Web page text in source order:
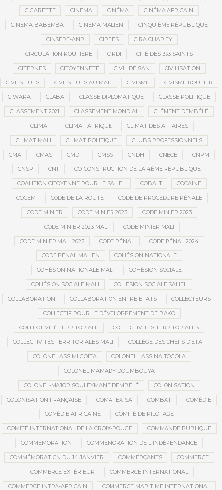
CIGARETTE CINEMA CINÉMA CINÉMA AFRICAIN
CINÉMA BABEMBA CINÉMA MALIEN CINQUIÈME RÉPUBLIQUE
CINSERE-ANR CIPRES CIRA CHARITY
CIRCULATION ROUTIÈRE CIRDI CITÉ DES 333 SAINTS
CITERNES CITOYENNETÉ CIVIL DE SAN CIVILISATION
CIVILS TUÉS CIVILS TUÉS AU MALI CIVISME CIVISME ROUTIER
CIWARA CLABA CLASSE DIPLOMATIQUE CLASSE POLITIQUE
CLASSEMENT 2021 CLASSEMENT MONDIAL CLÉMENT DEMBÉLÉ
CLIMAT CLIMAT AFRIQUE CLIMAT DES AFFAIRES
CLIMAT MALI CLIMAT POLITIQUE CLUBS PROFESSIONNELS
CMA CMAS CMDT CMSS CNDH CNECE CNPM
CNSP CNT CO-CONSTRUCTION DE LA 4ÈME RÉPUBLIQUE
COALITION CITOYENNE POUR LE SAHEL COBALT COCAÏNE
COCEM CODE DE LA ROUTE CODE DE PROCÉDURE PÉNALE
CODE MINIER CODE MINIER 2023 CODE MINIER 2023
CODE MINIER 2023 MALI CODE MINIER MALI
CODE MINIER MALI 2023 CODE PÉNAL CODE PÉNAL 2024
CODE PÉNAL MALIEN COHÉSION NATIONALE
COHÉSION NATIONALE MALI COHÉSION SOCIALE
COHÉSION SOCIALE MALI COHÉSION SOCIALE SAHEL
COLLABORATION COLLABORATION ENTRE ETATS COLLECTEURS
COLLECTIF POUR LE DÉVELOPPEMENT DE BAKO
COLLECTIVITÉ TERRITORIALE COLLECTIVITÉS TERRITORIALES
COLLECTIVITÉS TERRITORIALES MALI COLLÈGE DES CHEFS D’ÉTAT
COLONEL ASSIMI GOÏTA COLONEL LASSINA TOGOLA
COLONEL MAMADY DOUMBOUYA
COLONEL-MAJOR SOULEYMANE DEMBÉLÉ COLONISATION
COLONISATION FRANÇAISE COMATEX-SA COMBAT COMÉDIE
COMÉDIE AFRICAINE COMITÉ DE PILOTAGE
COMITÉ INTERNATIONAL DE LA CROIX-ROUGE COMMANDE PUBLIQUE
COMMÉMORATION COMMÉMORATION DE L'INDÉPENDANCE
COMMÉMORATION DU 14 JANVIER COMMERÇANTS COMMERCE
COMMERCE EXTÉRIEUR COMMERCE INTERNATIONAL
COMMERCE INTRA-AFRICAIN COMMERCE MARITIME INTERNATIONAL